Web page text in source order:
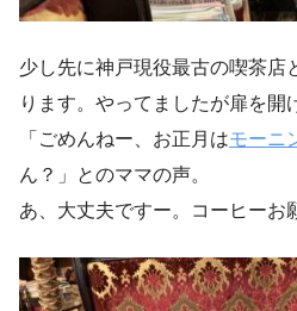
少し先に神戸現役最古の喫茶店
ります。やってましたが扉を開
「ごめんねー、お正月はモーニ
ん？」とのママの声。
あ、大丈夫ですー。コーヒーお